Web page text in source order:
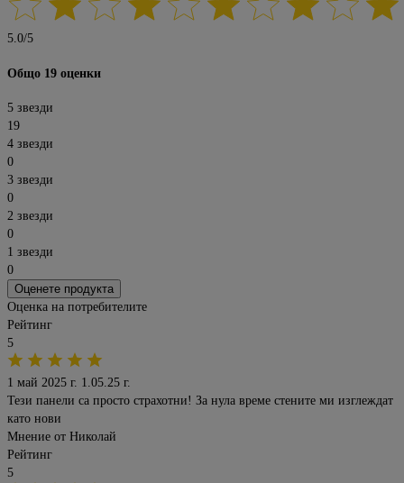
5.0/5
Общо 19 оценки
5 звезди
19
4 звезди
0
3 звезди
0
2 звезди
0
1 звезди
0
Оценете продукта
Оценка на потребителите
Рейтинг
5
1 май 2025 г. 1.05.25 г.
Тези панели са просто страхотни! За нула време стените ми изглеждат
като нови
Мнение от Николай
Рейтинг
5